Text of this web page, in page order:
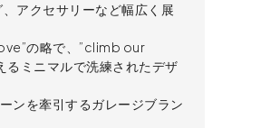
アクセサリーなど幅広く展
の略で、”climb our
るミニマルで洗練されたデザ
ンを牽引するガレージブラン